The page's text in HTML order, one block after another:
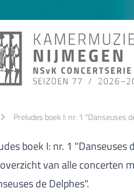
Preludes boek I: nr. 1 "Danseuses
boek I: nr. 1 "Danseuses
van alle concerten
de Delphes".